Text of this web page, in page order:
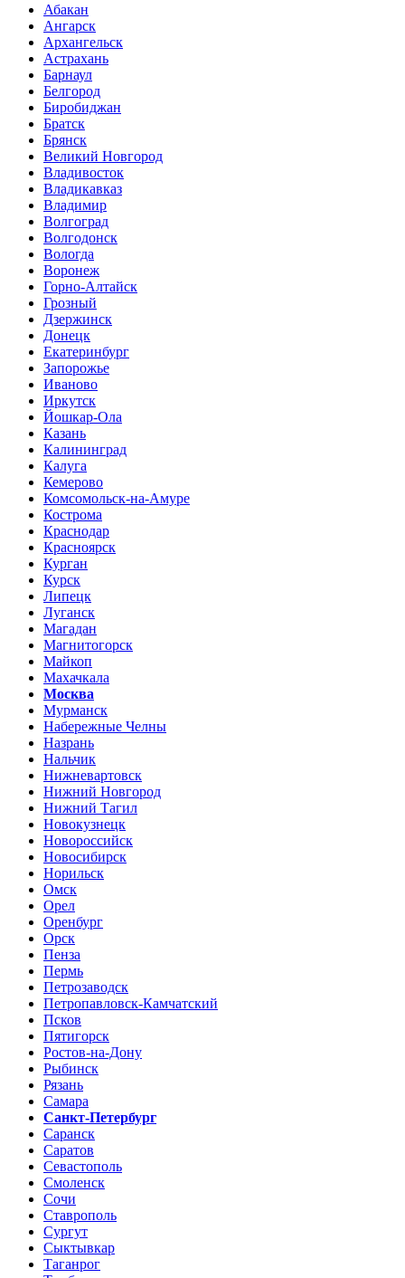
Абакан
Ангарск
Архангельск
Астрахань
Барнаул
Белгород
Биробиджан
Братск
Брянск
Великий Новгород
Владивосток
Владикавказ
Владимир
Волгоград
Волгодонск
Вологда
Воронеж
Горно-Алтайск
Грозный
Дзержинск
Донецк
Екатеринбург
Запорожье
Иваново
Иркутск
Йошкар-Ола
Казань
Калининград
Калуга
Кемерово
Комсомольск-на-Амуре
Кострома
Краснодар
Красноярск
Курган
Курск
Липецк
Луганск
Магадан
Магнитогорск
Майкоп
Махачкала
Москва
Мурманск
Набережные Челны
Назрань
Нальчик
Нижневартовск
Нижний Новгород
Нижний Тагил
Новокузнецк
Новороссийск
Новосибирск
Норильск
Омск
Орел
Оренбург
Орск
Пенза
Пермь
Петрозаводск
Петропавловск-Камчатский
Псков
Пятигорск
Ростов-на-Дону
Рыбинск
Рязань
Самара
Санкт-Петербург
Саранск
Саратов
Севастополь
Смоленск
Сочи
Ставрополь
Сургут
Сыктывкар
Таганрог